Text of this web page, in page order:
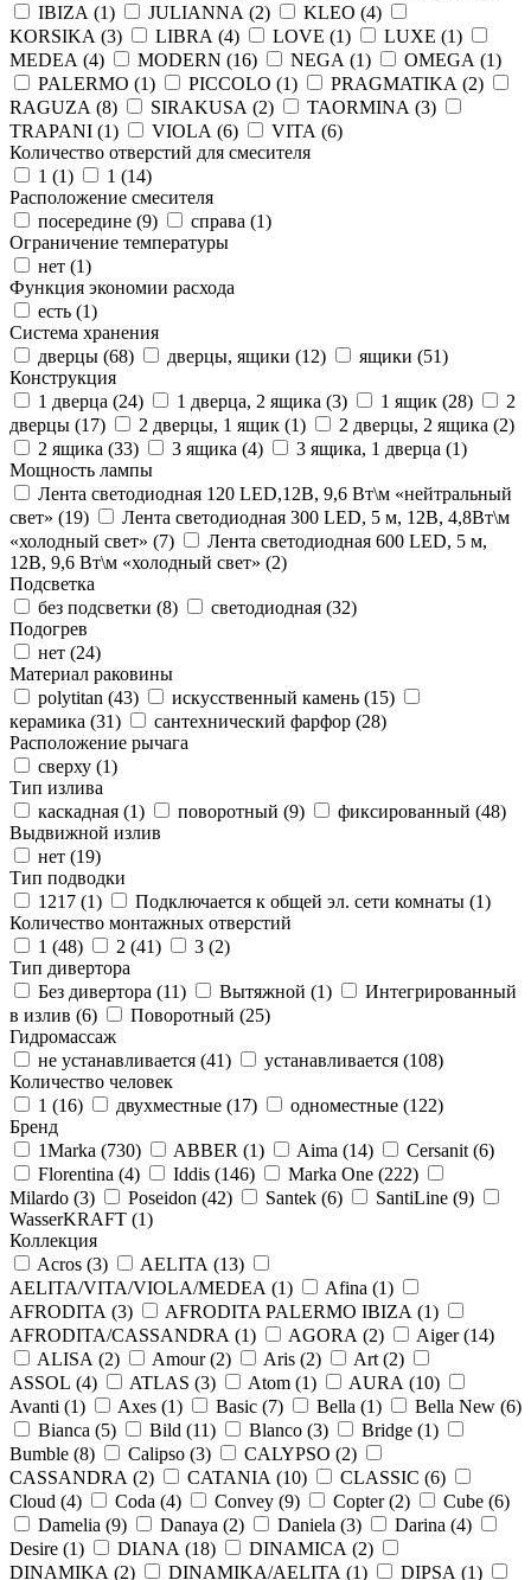
IBIZA (1) JULIANNA (2) KLEO (4)
KORSIKA (3) LIBRA (4) LOVE (1) LUXE (1)
MEDEA (4) MODERN (16) NEGA (1) OMEGA (1)
PALERMO (1) PICCOLO (1) PRAGMATIKA (2)
RAGUZA (8) SIRAKUSA (2) TAORMINA (3)
TRAPANI (1) VIOLA (6) VITA (6)
Количество отверстий для смесителя
1 (1) 1 (14)
Расположение смесителя
посередине (9) справа (1)
Ограничение температуры
нет (1)
Функция экономии расхода
есть (1)
Система хранения
дверцы (68) дверцы, ящики (12) ящики (51)
Конструкция
1 дверца (24) 1 дверца, 2 ящика (3) 1 ящик (28)
2
дверцы (17) 2 дверцы, 1 ящик (1) 2 дверцы, 2 ящика (2)
2 ящика (33) 3 ящика (4) 3 ящика, 1 дверца (1)
Мощность лампы
Лента светодиодная 120 LED,12В, 9,6 Вт\м «нейтральный
свет» (19)
Лента светодиодная 300 LED, 5 м, 12В, 4,8Вт\м
«холодный свет» (7)
Лента светодиодная 600 LED, 5 м,
12В, 9,6 Вт\м «холодный свет» (2)
Подсветка
без подсветки (8) светодиодная (32)
Подогрев
нет (24)
Материал раковины
polytitan (43) искусственный камень (15)
керамика (31) сантехнический фарфор (28)
Расположение рычага
сверху (1)
Тип излива
каскадная (1) поворотный (9) фиксированный (48)
Выдвижной излив
нет (19)
Тип подводки
1217 (1) Подключается к общей эл. сети комнаты (1)
Количество монтажных отверстий
1 (48) 2 (41) 3 (2)
Тип дивертора
Без дивертора (11) Вытяжной (1)
Интегрированный
в излив (6) Поворотный (25)
Гидромассаж
не устанавливается (41) устанавливается (108)
Количество человек
1 (16) двухместные (17) одноместные (122)
Бренд
1Marka (730) ABBER (1) Aima (14) Cersanit (6)
Florentina (4) Iddis (146) Marka One (222)
Milardo (3) Poseidon (42) Santek (6) SantiLine (9)
WasserKRAFT (1)
Коллекция
Acros (3) AELITA (13)
AELITA/VITA/VIOLA/MEDEA (1) Afina (1)
AFRODITA (3) AFRODITA PALERMO IBIZA (1)
AFRODITA/CASSANDRA (1) AGORA (2) Aiger (14)
ALISA (2) Amour (2) Aris (2) Art (2)
ASSOL (4) ATLAS (3) Atom (1) AURA (10)
Avanti (1) Axes (1) Basic (7) Bella (1) Bella New (6)
Bianca (5) Bild (11) Blanco (3) Bridge (1)
Bumble (8) Calipso (3) CALYPSO (2)
CASSANDRA (2) CATANIA (10) CLASSIC (6)
Cloud (4) Coda (4) Convey (9) Copter (2) Cube (6)
Damelia (9) Danaya (2) Daniela (3) Darina (4)
Desire (1) DIANA (18) DINAMICA (2)
DINAMIKA (2) DINAMIKA/AELITA (1) DIPSA (1)